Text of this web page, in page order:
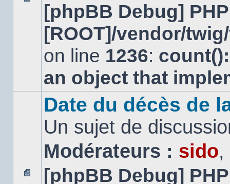
Aucun
message
non
[phpBB Debug]
[ROOT]/vendor/
on line 1236:
an object that
Date du décès de
Un sujet de
Modérateurs : sido,
[phpBB Debug]